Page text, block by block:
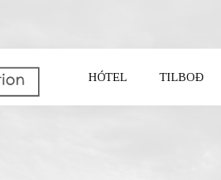
HÓTEL TILBOÐ